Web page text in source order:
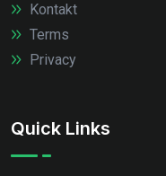
Kontakt
Terms
Privacy
Quick Links